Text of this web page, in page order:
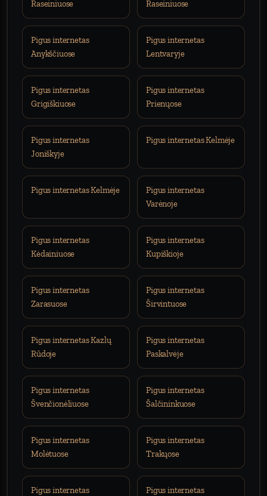
Raseiniuose Raseiniuose
Pigus internetas
Anykščiuose
Pigus internetas
Lentvaryje
Pigus internetas
Grigiškiuose
Pigus internetas
Prienųose
Pigus internetas
Joniškyje
Pigus internetas Kelmėje
Pigus internetas Kelmėje
Pigus internetas
Varėnoje
Pigus internetas
Kėdainiuose
Pigus internetas
Kupiškioje
Pigus internetas
Zarasuose
Pigus internetas
Širvintuose
Pigus internetas Kazlų
Rūdoje
Pigus internetas
Paskalvėje
Pigus internetas
Švenčionėliuose
Pigus internetas
Šalčininkuose
Pigus internetas
Molėtuose
Pigus internetas
Trakųose
Pigus internetas
Pigus internetas